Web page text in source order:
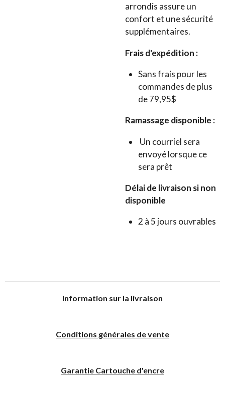
arrondis assure un
confort et une sécurité
supplémentaires.
Frais d'expédition :
Sans frais pour les
commandes de plus
de 79,95$
Ramassage disponible :
Un courriel sera
envoyé lorsque ce
sera prêt
Délai de livraison si non
disponible
2 à 5 jours ouvrables
Information sur la livraison
Conditions générales de vente
Garantie Cartouche d'encre